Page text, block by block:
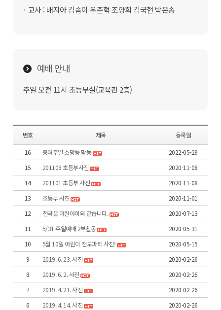
교사 : 배지아 김솜이 우준혁 조양희 김국현 박은송
예배 안내
주일 오전 11시 초등부실(교육관 2층)
번호 제목 등록일
16 종려주일 소망등 활동
2022-05-29
15
201108 초등부사진
2020-11-08
14
201101 초등부 사진
2020-11-08
13
초등부 사진
2020-11-01
12
천국은 어린아이와 같습니다.
2020-07-13
11
5/31 주일예배 2부활동
2020-05-31
10
5월 10일 어린이 전도파티 사진!
2020-05-15
9
2019. 6. 23. 사진
2020-02-26
8
2019. 6. 2. 사진
2020-02-26
7
2019. 4. 21. 사진
2020-02-26
6
2019. 4. 14. 사진
2020-02-26